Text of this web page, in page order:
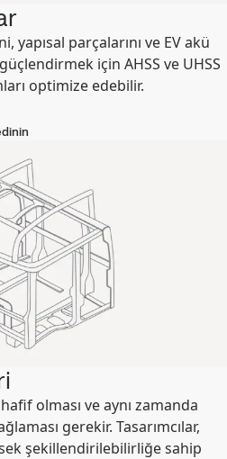
yapısal parçalarını ve EV akü
için AHSS ve UHSS
optimize edebilir.
olması ve aynı zamanda
gerekir. Tasarımcılar,
şekillendirilebilirliğe sahip